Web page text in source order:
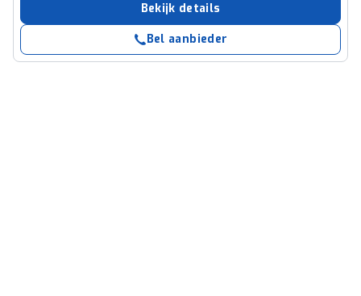
Bekijk details
Bel aanbieder